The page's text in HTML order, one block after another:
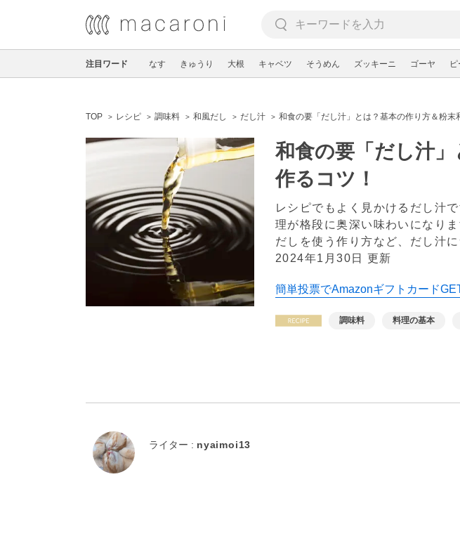
注目ワード なす きゅうり 大根 キャベツ そうめん ズッキーニ ゴーヤ
TOP レシピ 調味料 和風だし だし汁 和食の要「だし汁」とは？基本の作り方＆粉末
和食の要「だし汁
作るコツ！
レシピでもよく見かけるだし汁
理が格段に奥深い味わいになり
だしを使う作り方など、だし汁
2024年1月30日 更新
簡単投票でAmazonギフトカード
調味料 料理の基本
ライター : nyaimoi13